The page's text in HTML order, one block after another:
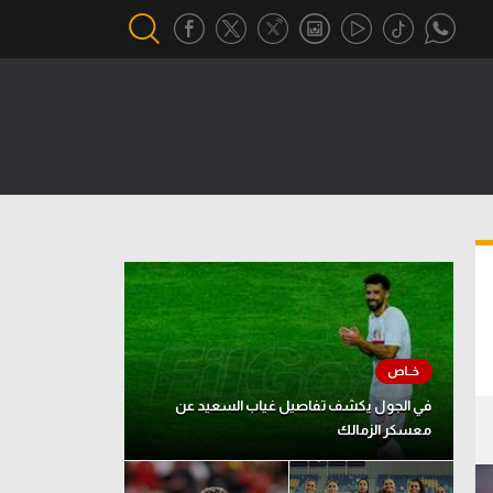
تحقيق في الجول
تقرير في الجول
تحليل في الجول
حكايات في الجول
كويز في الجول
فيديو في الجول
في الجول يكشف تفاصيل غياب السعيد عن
معسكر الزمالك